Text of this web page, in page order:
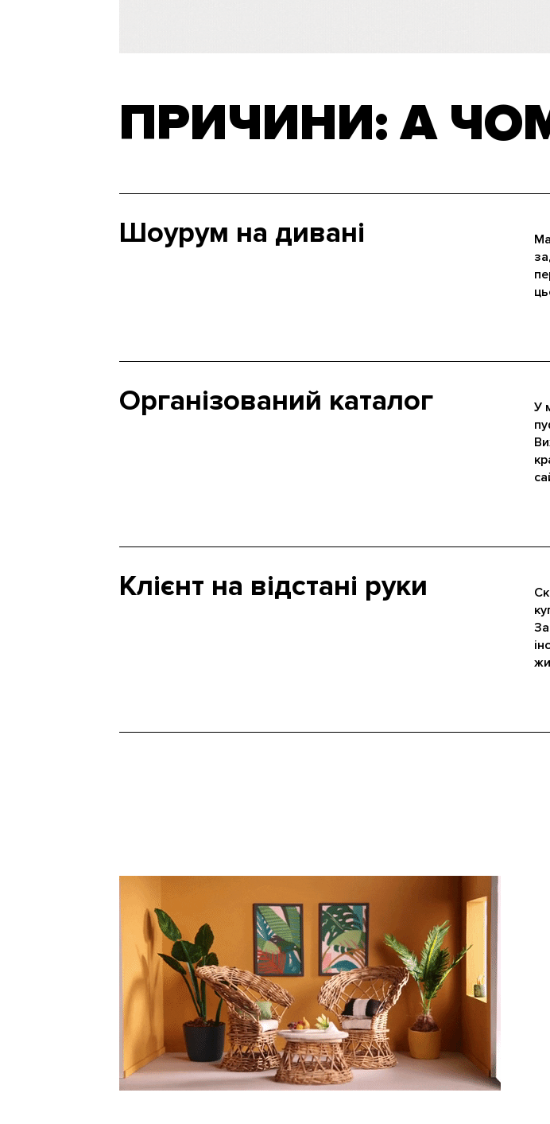
ПРИЧИНИ: А
Шоурум на дивані
Організований каталог
У
Клієнт на відстані руки